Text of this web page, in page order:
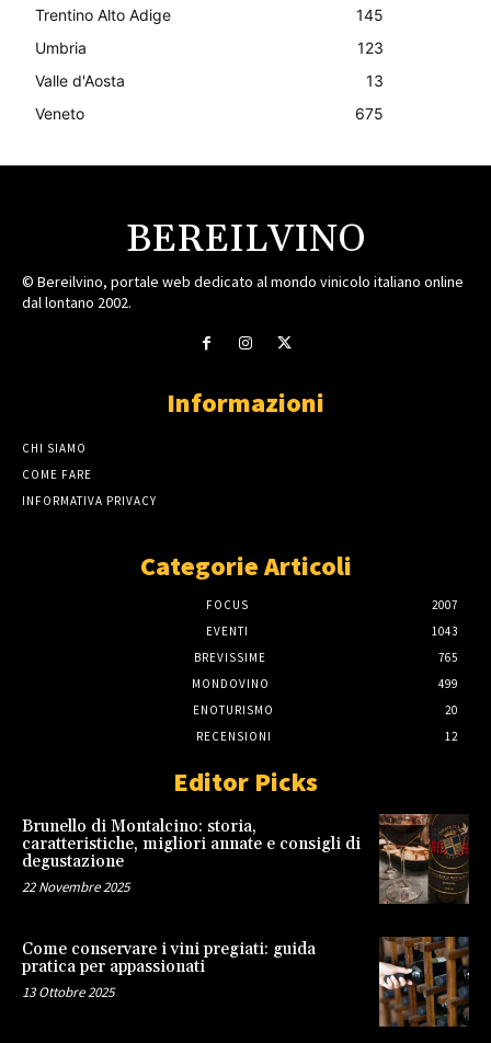
Trentino Alto Adige
145
Umbria
123
Valle d'Aosta
13
Veneto
675
BEREILVINO
© Bereilvino, portale web dedicato al mondo vinicolo italiano online
dal lontano 2002.
Informazioni
CHI SIAMO
COME FARE
INFORMATIVA PRIVACY
Categorie Articoli
FOCUS
2007
EVENTI
1043
BREVISSIME
765
MONDOVINO
499
ENOTURISMO
20
RECENSIONI
12
Editor Picks
Brunello di Montalcino: storia,
caratteristiche, migliori annate e consigli di
degustazione
22 Novembre 2025
Come conservare i vini pregiati: guida
pratica per appassionati
13 Ottobre 2025